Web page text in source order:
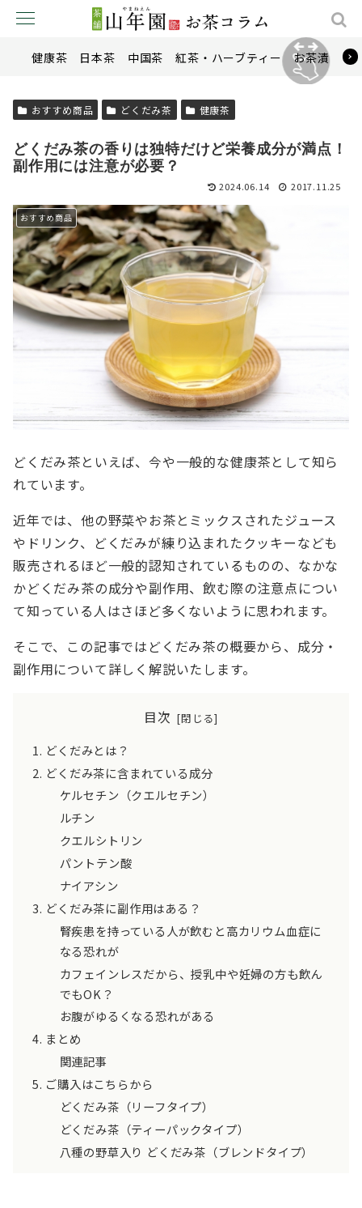
健康茶 日本茶 中国茶 紅茶・ハーブティー お茶漬け
おすすめ商品 どくだみ茶 健康茶
どくだみ茶の香りは独特だけど栄養成分が満点！
副作用には注意が必要？
2024.06.14 2017.11.25
おすすめ商品
どくだみ茶といえば、今や一般的な健康茶として知ら
れています。
近年では、他の野菜やお茶とミックスされたジュース
やドリンク、どくだみが練り込まれたクッキーなども
販売されるほど一般的認知されているものの、なかな
かどくだみ茶の成分や副作用、飲む際の注意点につい
て知っている人はさほど多くないように思われます。
そこで、この記事ではどくだみ茶の概要から、成分・
副作用について詳しく解説いたします。
目次
どくだみとは？
どくだみ茶に含まれている成分
ケルセチン（クエルセチン）
ルチン
クエルシトリン
パントテン酸
ナイアシン
どくだみ茶に副作用はある？
腎疾患を持っている人が飲むと高カリウム血症に
なる恐れが
カフェインレスだから、授乳中や妊婦の方も飲ん
でもOK？
お腹がゆるくなる恐れがある
まとめ
関連記事
ご購入はこちらから
どくだみ茶（リーフタイプ）
どくだみ茶（ティーパックタイプ）
八種の野草入り どくだみ茶（ブレンドタイプ）